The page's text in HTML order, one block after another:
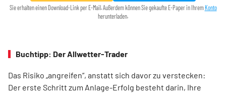
Sie erhalten einen Download-Link per E-Mail. Außerdem können Sie gekaufte E-Paper in Ihrem Konto
herunterladen.
Buchtipp: Der Allwetter-Trader
Das Risiko „angreifen“, anstatt sich davor zu verstecken:
Der erste Schritt zum Anlage-Erfolg besteht darin, Ihre